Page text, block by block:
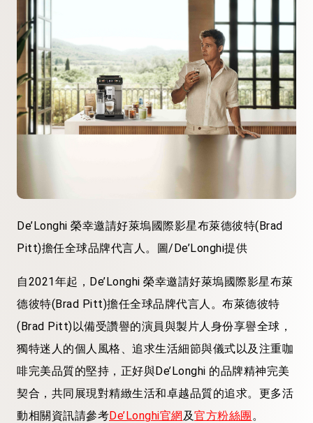
De’Longhi 榮幸邀請好萊塢國際影星布萊德彼特(Brad
Pitt)擔任全球品牌代言人。圖/De’Longhi提供
自2021年起，De’Longhi 榮幸邀請好萊塢國際影星布萊
德彼特(Brad Pitt)擔任全球品牌代言人。布萊德彼特
(Brad Pitt)以備受讚譽的演員與製片人身份享譽全球，
獨特迷人的個人風格、追求生活細節與儀式以及注重咖
啡完美品質的堅持，正好與De’Longhi 的品牌精神完美
契合，共同展現對精緻生活和卓越品質的追求。更多活
動相關資訊請參考De’Longhi官網 及官方粉絲團 。